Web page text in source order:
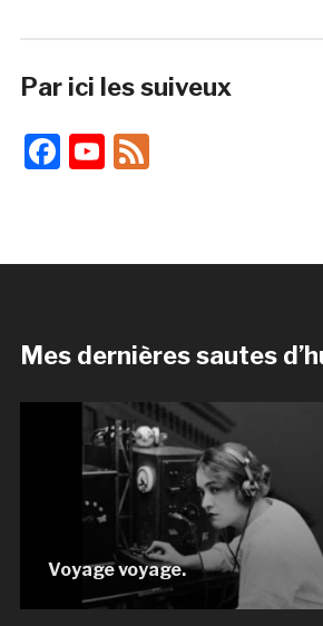
Par ici les suiveux
Facebook
YouTube
Feed
Mes dernières sautes
Voyage voyage.